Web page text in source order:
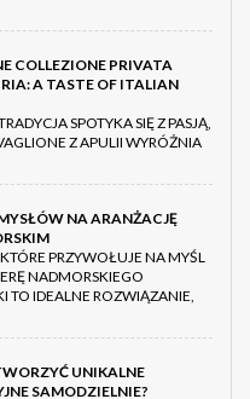
COLLEZIONE PRIVATA
A TASTE OF ITALIAN
SPOTYKA SIĘ Z PASJĄ,
Z APULII WYRÓŻNIA
NA ARANŻACJĘ
PRZYWOŁUJE NA MYŚL
NADMORSKIEGO
TO IDEALNE ROZWIĄZANIE,
UNIKALNE
SAMODZIELNIE?